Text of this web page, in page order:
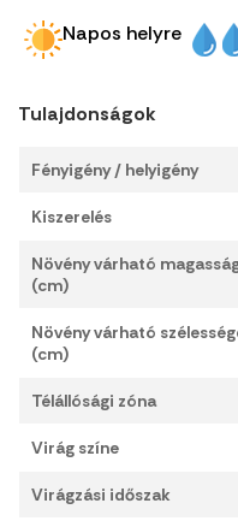
Napos helyre
Tulajdonságok
Fényigény / helyigény
Kiszerelés
Növény várható
(cm)
Növény várható
(cm)
Télállósági zóna
Virág színe
Virágzási időszak